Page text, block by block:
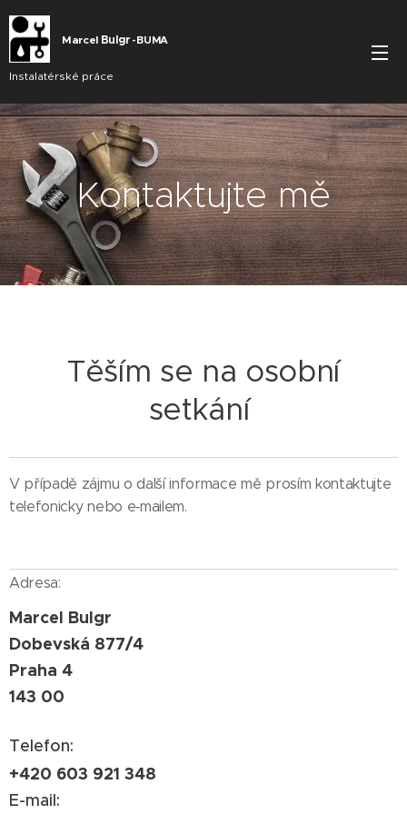
Marcel Bulgr -BUMA
Instalatérské práce
Kontaktujte mě
Těším se na osobní
setkání
V případě zájmu o další informace mě prosím kontaktujte
telefonicky nebo e‑mailem.
Adresa:
Marcel Bulgr
Dobevská 877/4
Praha 4
143 00
Telefon:
+420 603 921 348
E-mail: